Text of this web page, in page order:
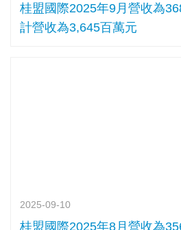
桂盟國際2025年9月營收為
計營收為3,645百萬元
2025-09-10
桂盟國際2025年8月營收為